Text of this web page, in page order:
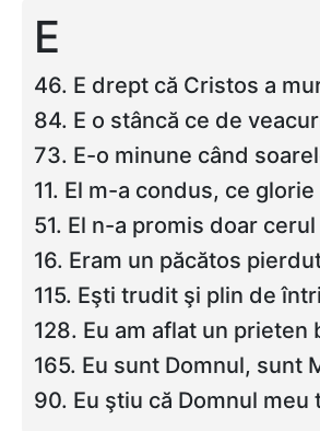
E
46. E drept că Cristos a
84. E o stâncă ce de
73. E-o minune când
11. El m-a condus, ce glorie
51. El n-a promis doar
16. Eram un păcătos
115. Eşti trudit şi plin de
128. Eu am aflat un prieten
165. Eu sunt Domnul, sunt
90. Eu ştiu că Domnul meu